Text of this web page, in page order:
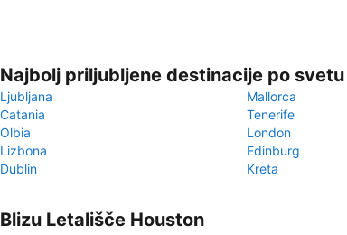
Najbolj priljubljene destinacije po svetu
Ljubljana
Mallorca
Catania
Tenerife
Olbia
London
Lizbona
Edinburg
Dublin
Kreta
Blizu Letališče Houston